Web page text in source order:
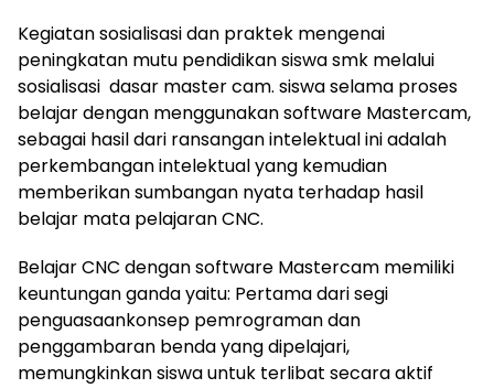
Kegiatan sosialisasi dan praktek mengenai
peningkatan mutu pendidikan siswa smk melalui
sosialisasi dasar master cam. siswa selama proses
belajar dengan menggunakan software Mastercam,
sebagai hasil dari ransangan intelektual ini adalah
perkembangan intelektual yang kemudian
memberikan sumbangan nyata terhadap hasil
belajar mata pelajaran CNC.
Belajar CNC dengan software Mastercam memiliki
keuntungan ganda yaitu: Pertama dari segi
penguasaankonsep pemrograman dan
penggambaran benda yang dipelajari,
memungkinkan siswa untuk terlibat secara aktif